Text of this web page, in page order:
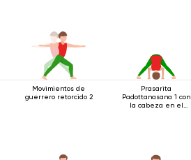
Movimientos de
guerrero retorcido 2
Prasarita
Padottanasana 1 con
la cabeza en el